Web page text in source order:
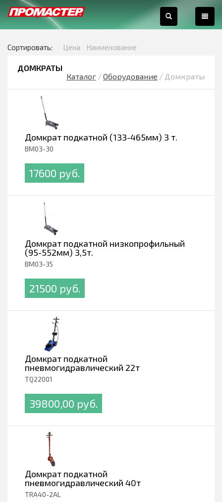
Сортировать: Цена Наименование
ДОМКРАТЫ
Каталог /Оборудование / Домкраты
Домкрат подкатной (133-465мм) 3 т.
BM03-30
17600 pуб.
Домкрат подкатной низкопрофильный
(95-552мм) 3,5т.
BM03-35
21500 pуб.
Домкрат подкатной
пневмогидравлический 22т
TQ22001
39800,00 pуб.
Домкрат подкатной
пневмогидравлический 40т
TRA40-2AL